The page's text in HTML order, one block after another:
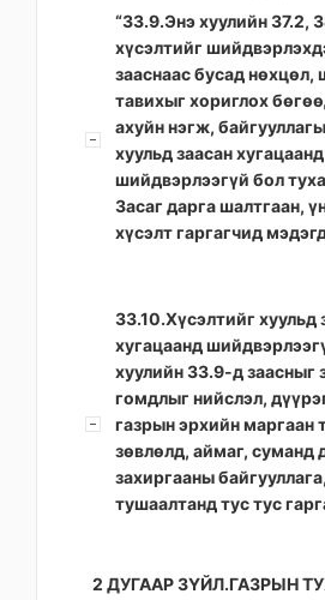
“33.9.Энэ хуулийн 37.2,
хүсэлтийг
зааснаас бусад нөхцөл,
тавихыг хориглох
ахуйн нэгж,
хуульд заасан хугацаанд
шийдвэрлээгүй бол
Засаг дарга шалтгаан,
хүсэлт гаргагчид
33.10.Хүсэлтийг хуульд
хугацаанд
хуулийн 33.9-д заасныг
гомдлыг нийслэл,
газрын эрхийн маргаан
зөвлөлд, аймаг, суманд
захиргааны
тушаалтанд тус тус
2 ДУГААР ЗҮЙЛ.ГАЗРЫН